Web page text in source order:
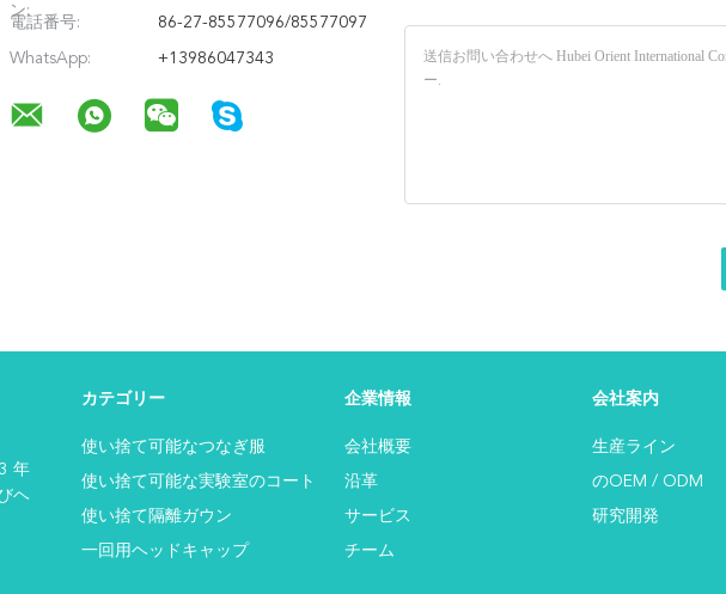
ン:
電話番号: 86-27-85577096/85577097
WhatsApp: +13986047343
年
ヘ
カテゴリー
使い捨て可能なつなぎ服
使い捨て可能な実験室のコート
使い捨て隔離ガウン
一回用ヘッドキャップ
企業情報
会社概要
沿革
サービス
チーム
会社案内
生産ライン
のOEM / ODM
研究開発